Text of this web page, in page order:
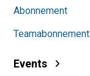
Abonnement
Teamabonnement
Events